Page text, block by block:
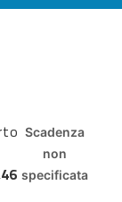
Scadenza
non
specificata